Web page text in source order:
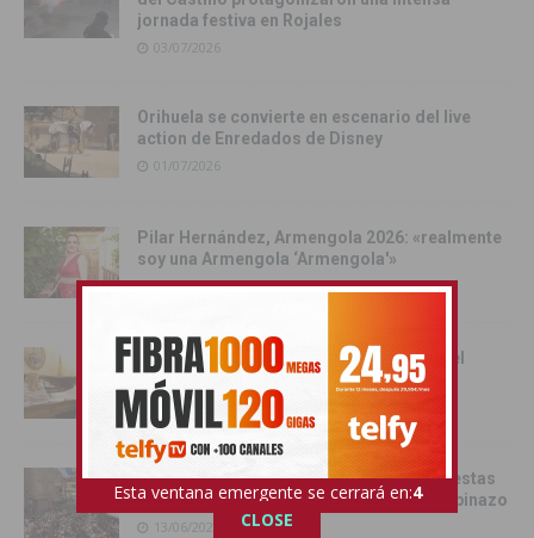
jornada festiva en Rojales
03/07/2026
Orihuela se convierte en escenario del live
action de Enredados de Disney
01/07/2026
Pilar Hernández, Armengola 2026: «realmente
soy una Armengola ‘Armengola'»
29/06/2026
Las senadoras de la Vega Baja acercan el
Senado a la comarca
17/06/2026
Catral da el pistoletazo de salida a las fiestas
de San Juan 2026 con el Festival del Chupinazo
13/06/2026
Esta ventana emergente se cerrará en:3
CLOSE